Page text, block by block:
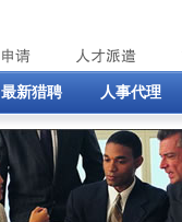
最新猎聘 人事代理